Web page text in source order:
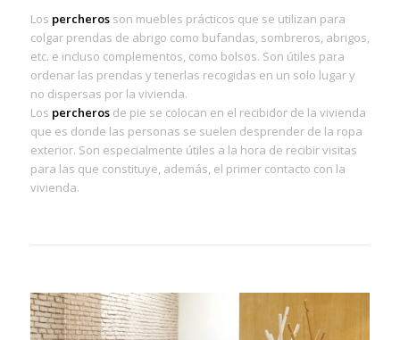
Los percherosson muebles prácticos que se utilizan para
colgar prendas de abrigo como bufandas, sombreros, abrigos,
etc. e incluso complementos, como bolsos. Son útiles para
ordenar las prendas y tenerlas recogidas en un solo lugar y
no dispersas por la vivienda.
Los percherosde pie se colocan en el recibidor de la vivienda
que es donde las personas se suelen desprender de la ropa
exterior. Son especialmente útiles a la hora de recibir visitas
para las que constituye, además, el primer contacto con la
vivienda.